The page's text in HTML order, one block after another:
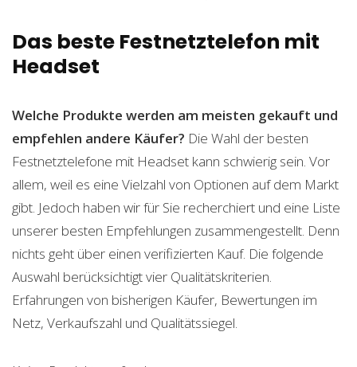
Das beste Festnetztelefon mit
Headset
Welche Produkte werden am meisten gekauft und
empfehlen andere Käufer? Die Wahl der besten
Festnetztelefone mit Headset kann schwierig sein. Vor
allem, weil es eine Vielzahl von Optionen auf dem Markt
gibt. Jedoch haben wir für Sie recherchiert und eine Liste
unserer besten Empfehlungen zusammengestellt. Denn
nichts geht über einen verifizierten Kauf. Die folgende
Auswahl berücksichtigt vier Qualitätskriterien.
Erfahrungen von bisherigen Käufer, Bewertungen im
Netz, Verkaufszahl und Qualitätssiegel.